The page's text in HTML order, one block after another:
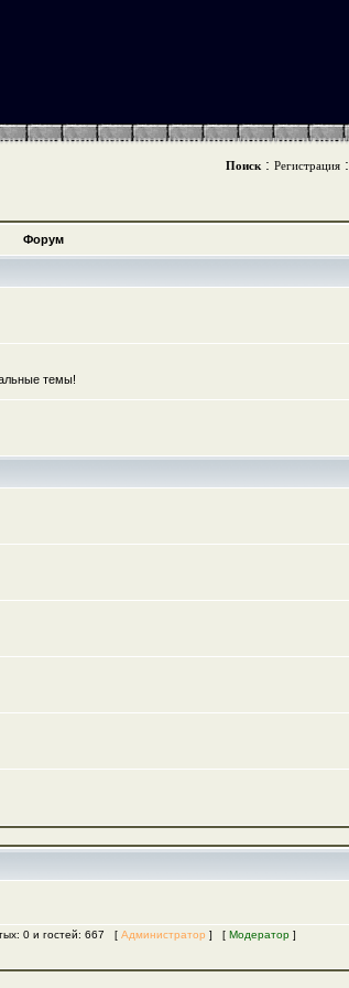
Поиск: Регистрация:
Форум
темы!
0 и гостей: 667 [ Администратор ] [ Модератор]